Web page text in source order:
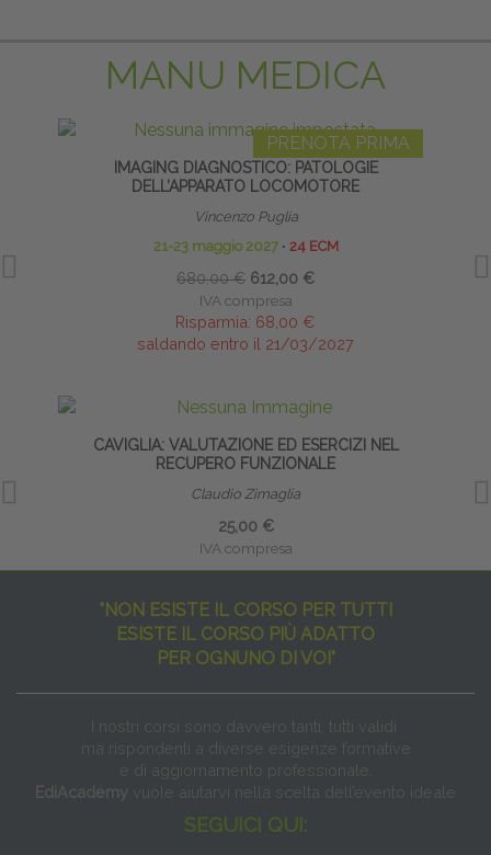
MANU MEDICA
PRENOTA PRIMA
IMAGING DIAGNOSTICO: PATOLOGIE
DELL’APPARATO LOCOMOTORE
Vincenzo Puglia
21-23 maggio 2027 ∙ 24 ECM
680,00 € 612,00 €
IVA compresa
Risparmia: 68,00 €
saldando entro il 21/03/2027
CAVIGLIA: VALUTAZIONE ED ESERCIZI NEL
RECUPERO FUNZIONALE
Claudio Zimaglia
25,00 €
IVA compresa
"NON ESISTE IL CORSO PER TUTTI
ESISTE IL CORSO PIÙ ADATTO
PER OGNUNO DI VOI"
I nostri corsi sono davvero tanti, tutti validi
ma rispondenti a diverse esigenze formative
e di aggiornamento professionale.
EdiAcademy vuole aiutarvi nella scelta dell’evento ideale
SEGUICI QUI: